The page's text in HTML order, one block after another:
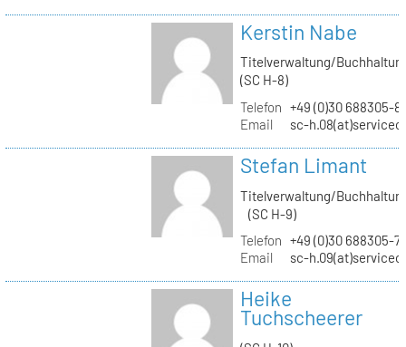
Kerstin Nabe
Titelverwaltung/
(SC H-8)
Telefon +49 (0)30 688305-
Email
sc-
Stefan Limant
Titelverwaltung/
(SC H-9)
Telefon +49 (0)30 688305-
Email
sc-
Heike
Tuchscheerer